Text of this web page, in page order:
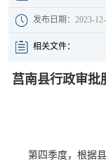
发布日期： 2023-
相关文件：
莒南县行政审批
第四季度，根据